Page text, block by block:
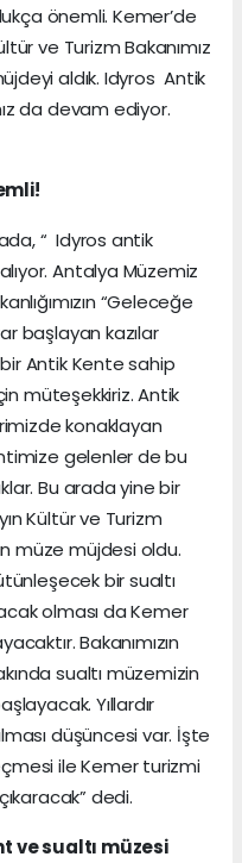
önemli. Kemer’de
ve Turizm Bakanımız
aldık. Idyros Antik
da devam ediyor.
“ Idyros antik
Antalya Müzemiz
“Geleceğe
başlayan kazılar
Antik Kente sahip
müteşekkiriz. Antik
konaklayan
gelenler de bu
Bu arada yine bir
Kültür ve Turizm
müze müjdesi oldu.
bir sualtı
olması da Kemer
Bakanımızın
sualtı müzemizin
Yıllardır
düşüncesi var. İşte
ile Kemer turizmi
dedi.
ve sualtı müzesi